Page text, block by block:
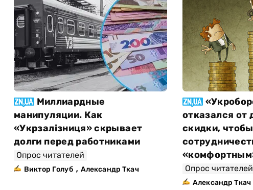
Миллиардные
манипуляции. Как
«Укрзалізниця» скрывает
долги перед работниками
Опрос читателей
Виктор Голуб , Александр Ткач
отказался от
скидки,
Опрос читателей
Александр Ткач